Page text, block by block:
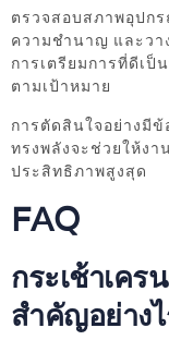
ตรวจสอบสภาพอุปก
ความชำนาญ และวา
การเตรียมการที่ดีเป็
ตามเป้าหมาย
การตัดสินใจอย่างมี
ทรงพลังจะช่วยให้ง
ประสิทธิภาพสูงสุด
FAQ
กระเช้าเค
สำคัญอย่าง